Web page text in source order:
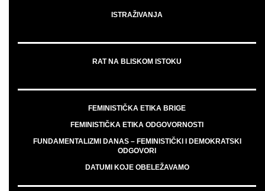
ISTRAŽIVANJA
RAT NA BLISKOM ISTOKU
FEMINISTIČKA ETIKA BRIGE
FEMINISTIČKA ETIKA ODGOVORNOSTI
FUNDAMENTALIZMI DANAS – FEMINISTIČKI I DEMOKRATSKI
ODGOVORI
DATUMI KOJE OBELEŽAVAMO